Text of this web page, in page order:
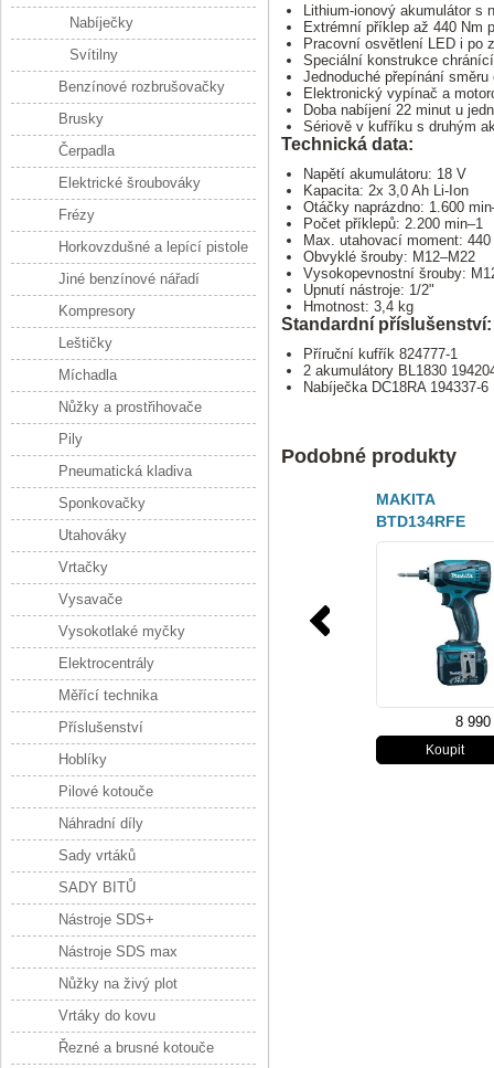
Lithium-ionový akumulátor s
Extrémní příklep až 440 Nm
Pracovní osvětlení LED i po
Speciální konstrukce
Jednoduché přepínání
Elektronický vypínač a
Doba nabíjení 22 minut u
Sériově v kufříku s druhým
Technická data:
Napětí akumulátoru: 18 V
Kapacita: 2x 3,0 Ah Li-Ion
Otáčky naprázdno: 1.600
Počet příklepů: 2.200 min–1
Max. utahovací moment: 440
Obvyklé šrouby: M12–M22
Vysokopevnostní šrouby:
Upnutí nástroje: 1/2"
Hmotnost: 3,4 kg
Standardní příslušenství:
Příruční kufřík 824777-1
2 akumulátory BL1830
Nabíječka DC18RA 194337-6
Podobné produkty
MAKITA
BTD134RFE
rázový
155 Nm
8
Nabíječky
Svítilny
Benzínové rozbrušovačky
Brusky
Čerpadla
Elektrické šroubováky
Frézy
Horkovzdušné a lepící pistole
Jiné benzínové nářadí
Kompresory
Leštičky
Míchadla
Nůžky a prostřihovače
Pily
Pneumatická kladiva
Sponkovačky
Utahováky
Vrtačky
Vysavače
Vysokotlaké myčky
Elektrocentrály
Měřící technika
Příslušenství
Hoblíky
Pilové kotouče
Náhradní díly
Sady vrtáků
SADY BITŮ
Nástroje SDS+
Nástroje SDS max
Nůžky na živý plot
Vrtáky do kovu
Řezné a brusné kotouče